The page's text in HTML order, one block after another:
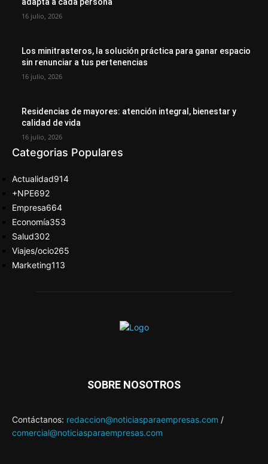
adapta a cada persona
16 julio, 2026
Los minitrasteros, la solución práctica para ganar espacio
sin renunciar a tus pertenencias
16 julio, 2026
Residencias de mayores: atención integral, bienestar y
calidad de vida
16 julio, 2026
Categorias Populares
Actualidad914
+NPE692
Empresa664
Economía353
Salud302
Viajes/ocio265
Marketing113
SOBRE NOSOTROS
Contáctanos: redaccion@noticiasparaempresas.com /
comercial@noticiasparaempresas.com